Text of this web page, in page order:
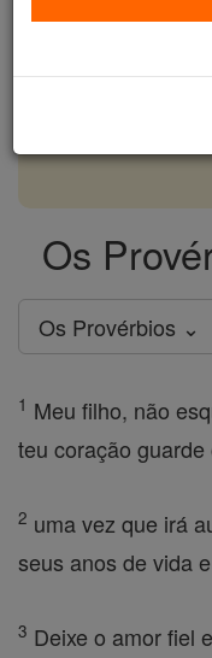
free for all. Be
Os
Os Provérbios ⌄
1 Meu filho, não
teu coração
2 uma vez que irá
seus anos de vida
3 Deixe o amor fiel